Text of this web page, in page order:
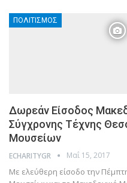
ΠΟΛΙΤΙΣΜΌΣ
Δωρεάν Είσοδος
Σύγχρονης Τέχνης
Μουσείων
ECHARITYGR Μαΐ 15, 2017
Με ελεύθερη είσοδο την